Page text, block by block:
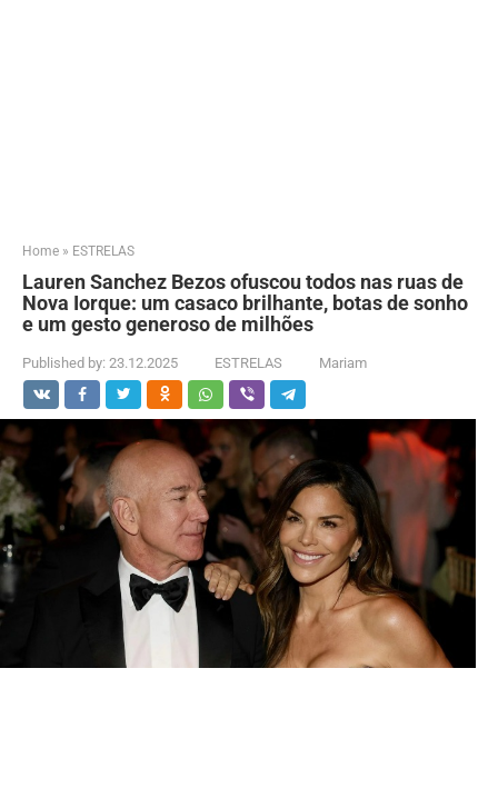
Home » ESTRELAS
Lauren Sanchez Bezos ofuscou todos nas ruas de
Nova Iorque: um casaco brilhante, botas de sonho
e um gesto generoso de milhões
Published by: 23.12.2025 ESTRELAS Mariam